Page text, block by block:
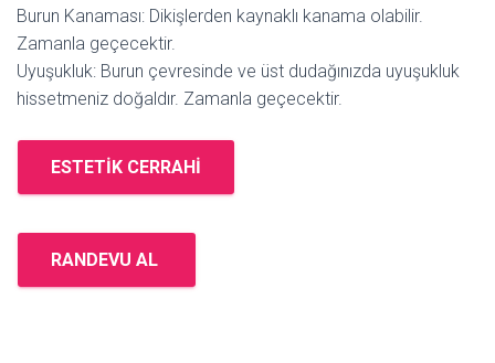
Burun Kanaması: Dikişlerden kaynaklı kanama olabilir.
Zamanla geçecektir.
Uyuşukluk: Burun çevresinde ve üst dudağınızda uyuşukluk
hissetmeniz doğaldır. Zamanla geçecektir.
ESTETIK CERRAHI
RANDEVU AL